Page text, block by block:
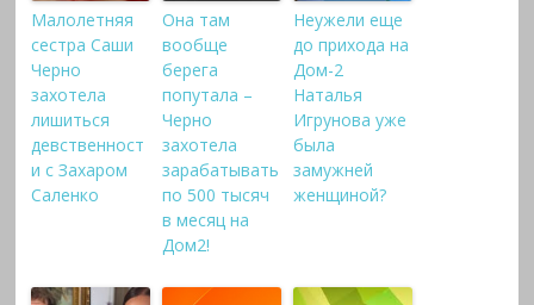
Малолетняя
сестра Саши
Черно
захотела
лишиться
девственност
и с Захаром
Саленко
Она там
вообще
берега
попутала –
Черно
захотела
зарабатывать
по 500 тысяч
в месяц на
Дом2!
Неужели еще
до прихода на
Дом-2
Наталья
Игрунова уже
была
замужней
женщиной?